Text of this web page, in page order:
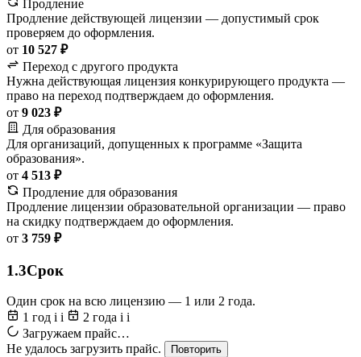
Продление
Продление действующей лицензии — допустимый срок
проверяем до оформления.
от 10 527 ₽
Переход с другого продукта
Нужна действующая лицензия конкурирующего продукта —
право на переход подтверждаем до оформления.
от 9 023 ₽
Для образования
Для организаций, допущенных к программе «Защита
образования».
от 4 513 ₽
Продление для образования
Продление лицензии образовательной организации — право
на скидку подтверждаем до оформления.
от 3 759 ₽
1.3Срок
Один срок на всю лицензию — 1 или 2 года.
1 год i i 2 года i i
Загружаем прайс…
Не удалось загрузить прайс.
Повторить